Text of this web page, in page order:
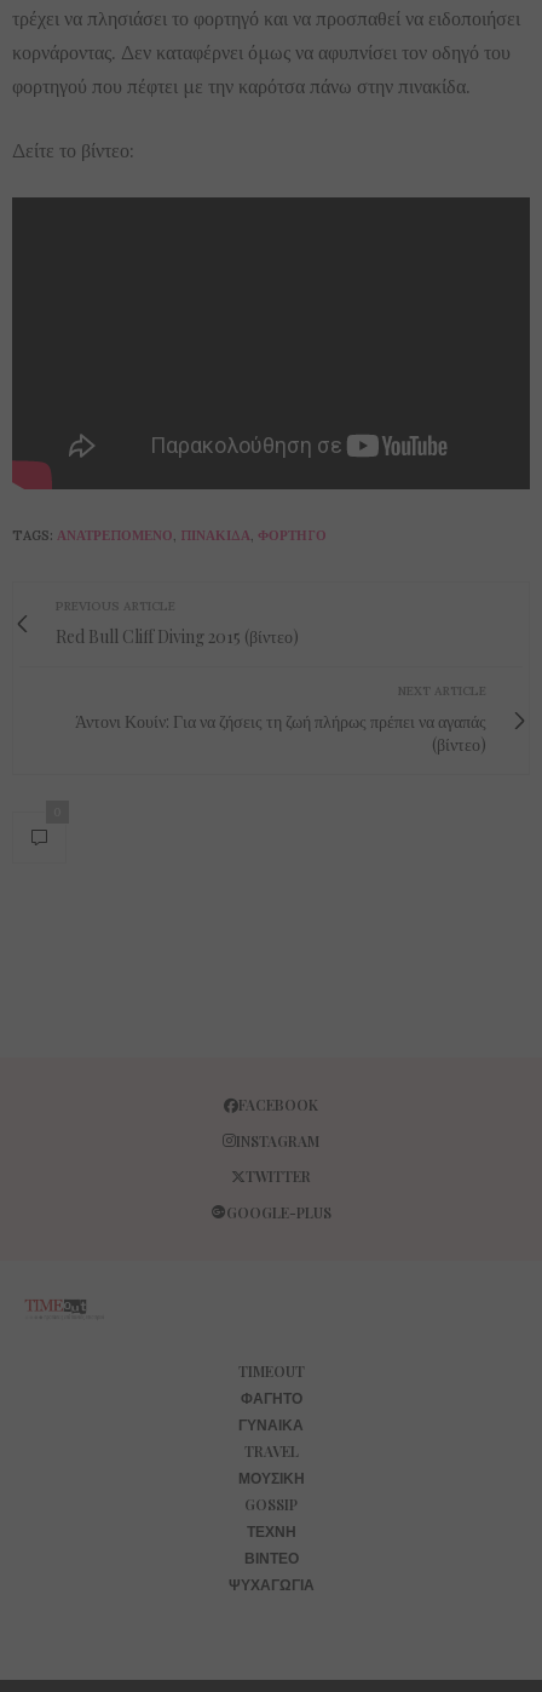
τρέχει να πλησιάσει το φορτηγό και να προσπαθεί να ειδοποιήσει
κορνάροντας. Δεν καταφέρνει όμως να αφυπνίσει τον οδηγό του
φορτηγού που πέφτει με την καρότσα πάνω στην πινακίδα.
Δείτε το βίντεο:
TAGS: ΑΝΑΤΡΕΠΌΜΕΝΟ, ΠΙΝΑΚΊΔΑ, ΦΟΡΤΗΓΌ
PREVIOUS ARTICLE
Red Bull Cliff Diving 2015 (βίντεο)
NEXT ARTICLE
Άντονι Κουίν: Για να ζήσεις τη ζωή πλήρως πρέπει να αγαπάς
(βίντεο)
FACEBOOK
INSTAGRAM
TWITTER
GOOGLE-PLUS
TIMEOUT
ΦΑΓΗΤΌ
ΓΥΝΑΊΚΑ
TRAVEL
ΜΟΥΣΙΚΉ
GOSSIP
ΤΈΧΝΗ
ΒΊΝΤΕΟ
ΨΥΧΑΓΩΓΊΑ